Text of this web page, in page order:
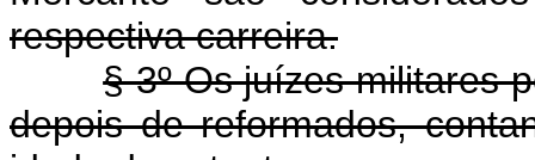
respectiva carreira.
§ 3º Os juízes militares
depois de reformados,